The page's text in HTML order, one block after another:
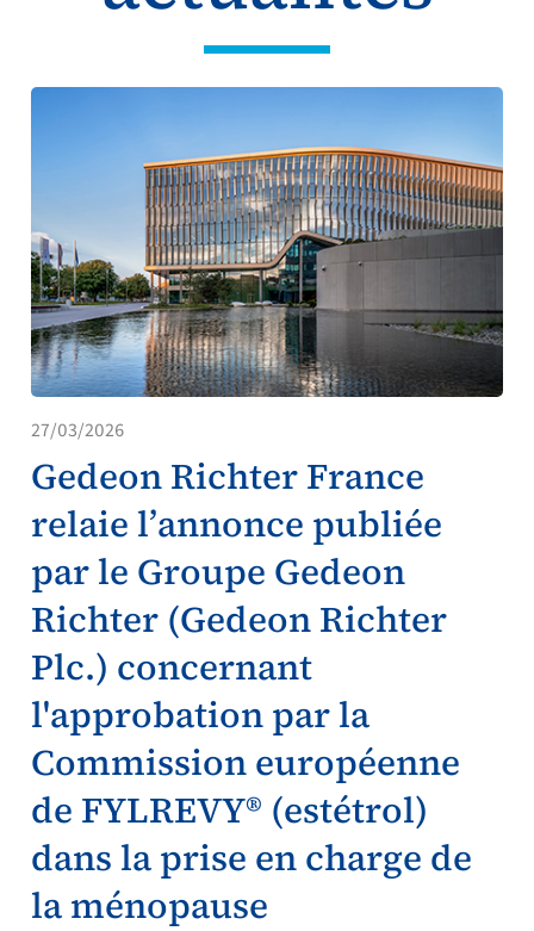
27/03/2026
Gedeon Richter France
relaie l’annonce publiée
par le Groupe Gedeon
Richter (Gedeon Richter
Plc.) concernant
l'approbation par la
Commission européenne
de FYLREVY® (estétrol)
dans la prise en charge de
la ménopause